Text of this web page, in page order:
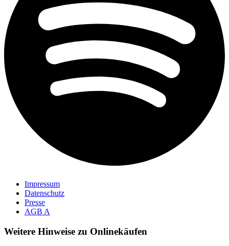
Impressum
Datenschutz
Presse
AGB A
Weitere Hinweise zu Onlinekäufen